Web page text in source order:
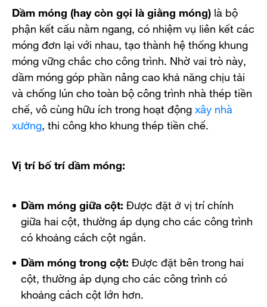
Dầm móng (hay còn gọi là giằng móng)là bộ
phận kết cấu nằm ngang, có nhiệm vụ liên kết các
móng đơn lại với nhau, tạo thành hệ thống khung
móng vững chắc cho công trình. Nhờ vai trò này,
dầm móng góp phần nâng cao khả năng chịu tải
và chống lún cho toàn bộ công trình nhà thép tiền
chế, vô cùng hữu ích trong hoạt độngxây nhà
xưởng, thi công kho khung thép tiền chế.
Vị trí bố trí dầm móng:
Dầm móng giữa cột:Được đặt ở vị trí chính
giữa hai cột, thường áp dụng cho các công trình
có khoảng cách cột ngắn.
Dầm móng trong cột:Được đặt bên trong hai
cột, thường áp dụng cho các công trình có
khoảng cách cột lớn hơn.